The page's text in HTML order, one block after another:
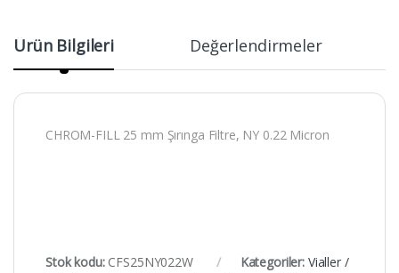
Ürün Bilgileri Değerlendirmeler
CHROM-FILL 25 mm Şırınga Filtre, NY 0.22 Micron
Stok kodu: CFS25NY022W Kategoriler: Vialler /